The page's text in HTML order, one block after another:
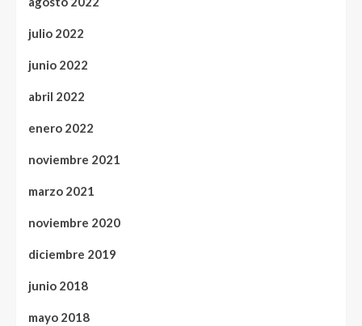
julio 2022
junio 2022
abril 2022
enero 2022
noviembre 2021
marzo 2021
noviembre 2020
diciembre 2019
junio 2018
mayo 2018